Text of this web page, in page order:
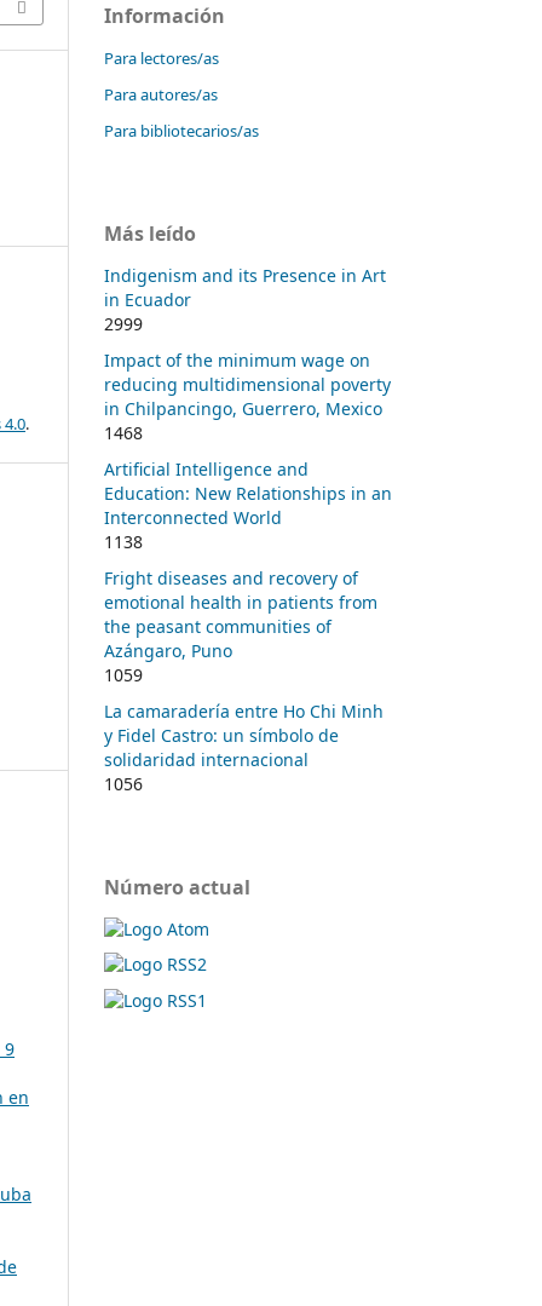
.
9
en
Información
Para lectores/as
Para autores/as
Para bibliotecarios/as
Más leído
Indigenism and its Presence in Art
in Ecuador
2999
Impact of the minimum wage on
reducing multidimensional poverty
in Chilpancingo, Guerrero, Mexico
1468
Artificial Intelligence and
Education: New Relationships in an
Interconnected World
1138
Fright diseases and recovery of
emotional health in patients from
the peasant communities of
Azángaro, Puno
1059
La camaradería entre Ho Chi Minh
y Fidel Castro: un símbolo de
solidaridad internacional
1056
Número actual